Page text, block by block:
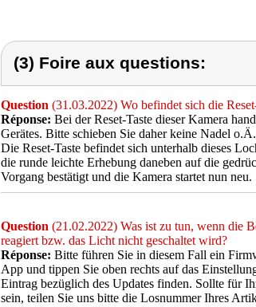
(3) Foire aux questions:
Question (31.03.2022) Wo befindet sich die
Réponse: Bei der Reset-Taste dieser Kamera
Gerätes. Bitte schieben Sie daher keine Nadel
Die Reset-Taste befindet sich unterhalb dieses
die runde leichte Erhebung daneben auf die
Vorgang bestätigt und die Kamera startet nun neu.
Question (21.02.2022) Was ist zu tun, wenn die
reagiert bzw. das Licht nicht geschaltet wird?
Réponse: Bitte führen Sie in diesem Fall ein
App und tippen Sie oben rechts auf das
Eintrag bezüglich des Updates finden. Sollte für
sein, teilen Sie uns bitte die Losnummer Ihres